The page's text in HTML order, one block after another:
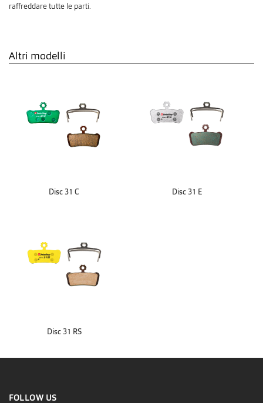
raffreddare tutte le parti.
Altri modelli
Disc 31 C Disc 31 E
Disc 31 RS
FOLLOW US